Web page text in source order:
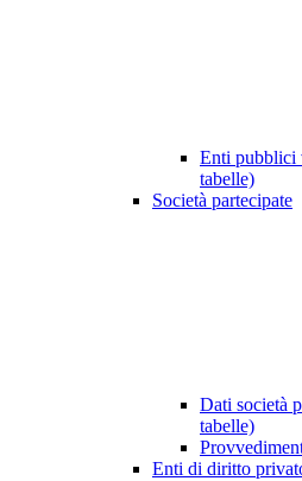
Enti pubblici
tabelle)
Società partecipate
Dati società
tabelle)
Enti di diritto